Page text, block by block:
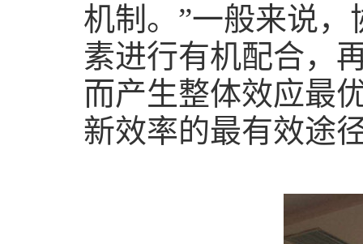
机制。”一般来说
素进行有机配合，
而产生整体效应最
新效率的最有效途